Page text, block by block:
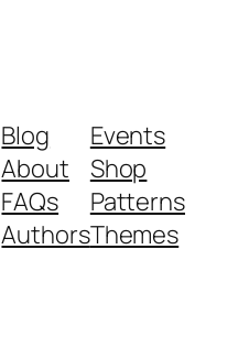
Blog
About
FAQs
Authors
Events
Shop
Patterns
Themes